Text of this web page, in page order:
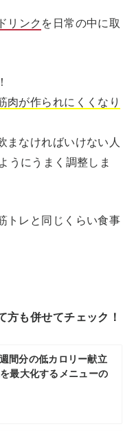
リンク を日常の中に取
肉が作られにくくなり
まなければいけない人
ようにうまく調整しま
トレと同じくらい食事
も併せてチェック！
間分の低カロリー献立
最大化するメニューの